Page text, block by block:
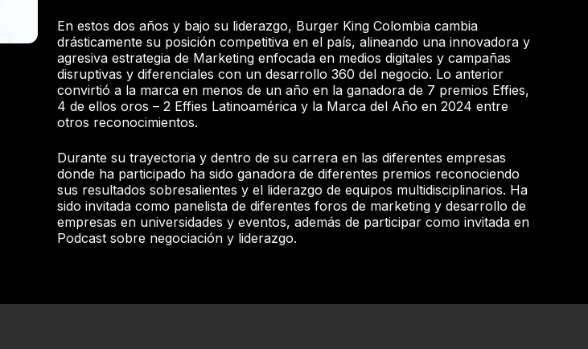
En estos dos años y bajo su liderazgo, Burger King Colombia cambia
drásticamente su posición competitiva en el país, alineando una innovadora y
agresiva estrategia de Marketing enfocada en medios digitales y campañas
disruptivas y diferenciales con un desarrollo 360 del negocio. Lo anterior
convirtió a la marca en menos de un año en la ganadora de 7 premios Effies,
4 de ellos oros – 2 Effies Latinoamérica y la Marca del Año en 2024 entre
otros reconocimientos.
Durante su trayectoria y dentro de su carrera en las diferentes empresas
donde ha participado ha sido ganadora de diferentes premios reconociendo
sus resultados sobresalientes y el liderazgo de equipos multidisciplinarios. Ha
sido invitada como panelista de diferentes foros de marketing y desarrollo de
empresas en universidades y eventos, además de participar como invitada en
Podcast sobre negociación y liderazgo.